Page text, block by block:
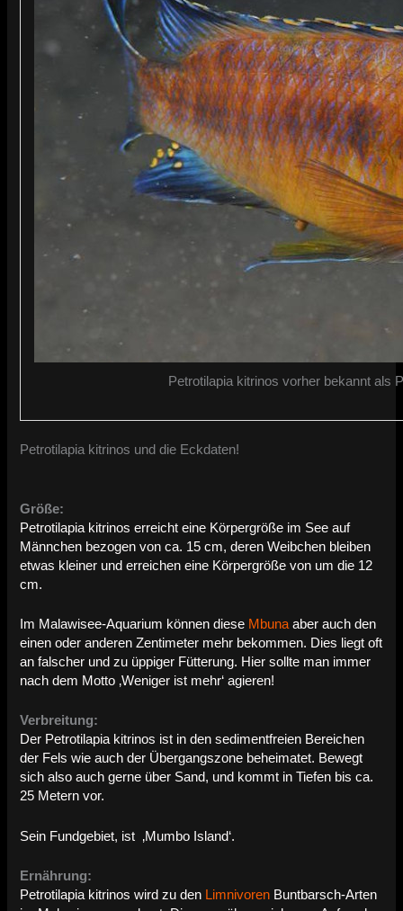
Petrotilapia kitrinos vorher bekannt als
Petrotilapia kitrinos und die Eckdaten!
Größe:
Petrotilapia kitrinos erreicht eine Körpergröße im See auf
Männchen bezogen von ca. 15 cm, deren Weibchen bleiben
etwas kleiner und erreichen eine Körpergröße von um die 12
cm.
Im Malawisee-Aquarium können diese Mbuna aber auch den
einen oder anderen Zentimeter mehr bekommen. Dies liegt oft
an falscher und zu üppiger Fütterung. Hier sollte man immer
nach dem Motto ‚Weniger ist mehr‘ agieren!
Verbreitung:
Der Petrotilapia kitrinos ist in den sedimentfreien Bereichen
der Fels wie auch der Übergangszone beheimatet. Bewegt
sich also auch gerne über Sand, und kommt in Tiefen bis ca.
25 Metern vor.
Sein Fundgebiet, ist ‚Mumbo Island‘.
Ernährung:
Petrotilapia kitrinos wird zu den Limnivoren Buntbarsch-Arten